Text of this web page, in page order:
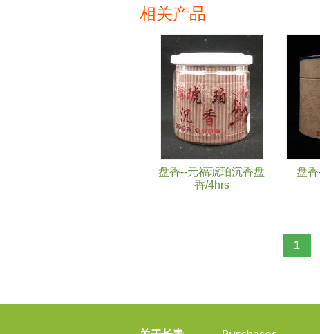
相关产品
盘香--元福琥珀沉香盘
香/4hrs
盘
页面
1